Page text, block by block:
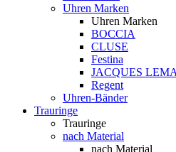
Uhren Marken
Uhren Marken
BOCCIA
CLUSE
Festina
JACQUES
Regent
Uhren-Bänder
Trauringe
Trauringe
nach Material
nach Material